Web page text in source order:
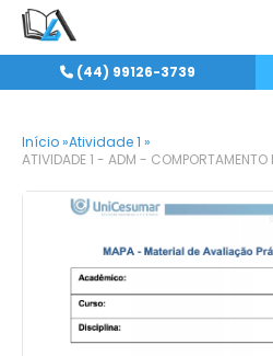
(44) 99126-3739
Início »Atividade 1 »
ATIVIDADE 1 - ADM -